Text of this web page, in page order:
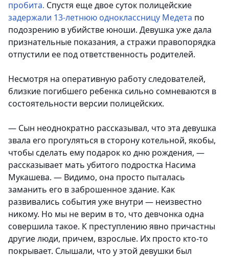
пробита. Спустя еще двое суток полицейские
задержали 13-летнюю одноклассницу Медета по
подозрению в убийстве юноши. Девушка уже дала
признательные показания, а стражи правопорядка
отпустили ее под ответственность родителей.
Несмотря на оперативную работу следователей,
близкие погибшего ребенка сильно сомневаются в
состоятельности версии полицейских.
— Сын неоднократно рассказывал, что эта девушка
звала его прогуляться в сторону котельной, якобы,
чтобы сделать ему подарок ко дню рождения, —
рассказывает мать убитого подростка Насима
Мукашева. — Видимо, она просто пыталась
заманить его в заброшенное здание. Как
развивались события уже внутри — неизвестно
никому. Но мы не верим в то, что девчонка одна
совершила такое. К преступлению явно причастны
другие люди, причем, взрослые. Их просто кто-то
покрывает. Слышали, что у этой девушки был